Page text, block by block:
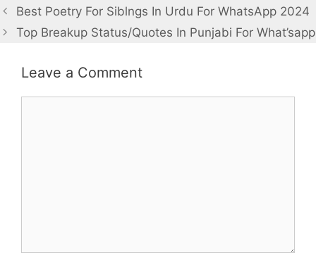
Post
navigation
Best Poetry For Siblngs In Urdu For WhatsApp 2024
Top Breakup Status/Quotes In Punjabi For What’sapp
Leave a Comment